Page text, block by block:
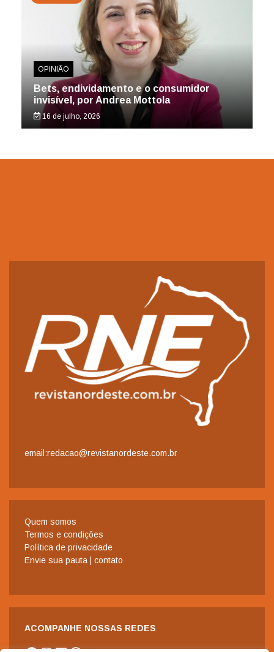
OPINIÃO
Bets, endividamento e o consumidor
invisível, por Andrea Mottola
16 de julho, 2026
email:redacao@revistanordeste.com.br
Quem somos
Termos e condições
Política de privacidade
Envie sua pauta | contato
ACOMPANHE NOSSAS REDES